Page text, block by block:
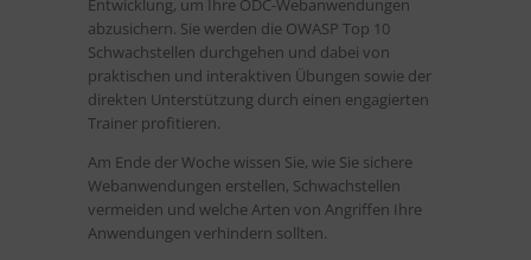
Entwicklung, um Ihre ODC-Webanwendungen
abzusichern. Sie werden die OWASP Top 10
Schwachstellen durchgehen und dabei von
praktischen und interaktiven Übungen sowie der
direkten Unterstützung durch einen engagierten
Trainer profitieren.
Am Ende der Woche wissen Sie, wie Sie sichere
Webanwendungen erstellen, Schwachstellen
vermeiden und welche Arten von Angriffen Ihre
Anwendungen verhindern sollten.